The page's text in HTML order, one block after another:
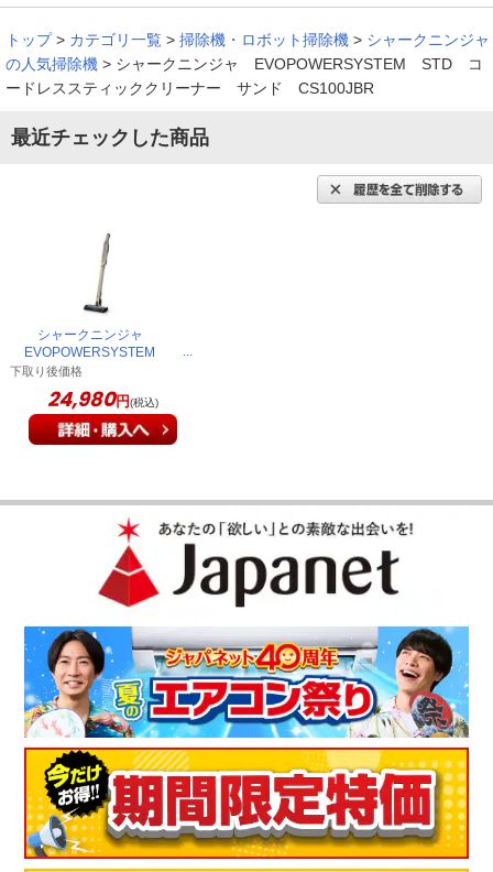
ダストカップが洗えて清潔
本体が軽くて使いやすいです。ゴミが溜まる部分は小さめです
が、洗えるので清潔で良いと思います。
神奈川県50代M.T様）
狭いところまで入ってくれる
れるのでとても良いです。
「お客様の声」は実際にご購入されたお客様からのご意見を掲載しておりま
す。
トップ > カテゴリ一覧 > 掃除機・ロボット掃除機 > シャークニンジャ
の人気掃除機 > シャークニンジャ EVOPOWERSYSTEM STD コ
ードレススティッククリーナー サンド CS100JBR
最近チェックした商品
シャークニンジャ
EVOPOWERSYSTEM
STD コードレススティック
クリーナー サンド
CS100JBR
下取り後価格
24,980円(税込)